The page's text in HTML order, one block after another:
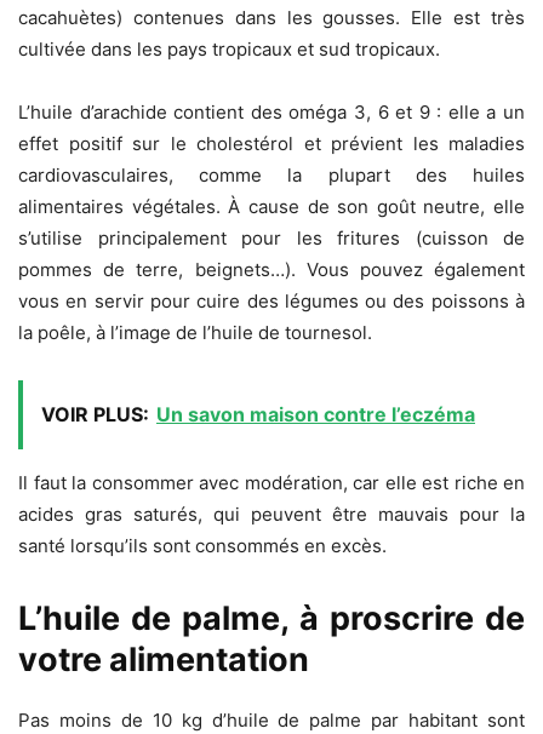
cacahuètes) contenues dans les gousses. Elle est très
cultivée dans les pays tropicaux et sud tropicaux.
L’huile d’arachide contient des oméga 3, 6 et 9 : elle a un
effet positif sur le cholestérol et prévient les maladies
cardiovasculaires, comme la plupart des huiles
alimentaires végétales. À cause de son goût neutre, elle
s’utilise principalement pour les fritures (cuisson de
pommes de terre, beignets…). Vous pouvez également
vous en servir pour cuire des légumes ou des poissons à
la poêle, à l’image de l’huile de tournesol.
VOIR PLUS: Un savon maison contre l’eczéma
Il faut la consommer avec modération, car elle est riche en
acides gras saturés, qui peuvent être mauvais pour la
santé lorsqu’ils sont consommés en excès.
L’huile de palme, à proscrire de
votre alimentation
Pas moins de 10 kg d’huile de palme par habitant sont